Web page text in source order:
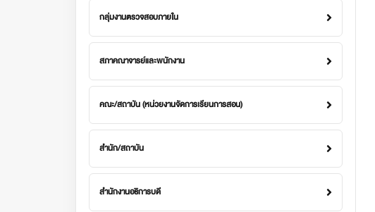
กลุ่มงานตรวจสอบภายใน
สภาคณาจารย์และพนักงาน
คณะ/สถาบัน (หน่วยงานจัดการเรียนการสอน)
สำนัก/สถาบัน
สำนักงานอธิการบดี